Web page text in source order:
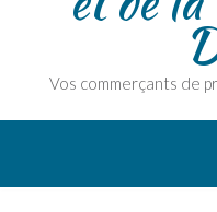
Vos commerçants de